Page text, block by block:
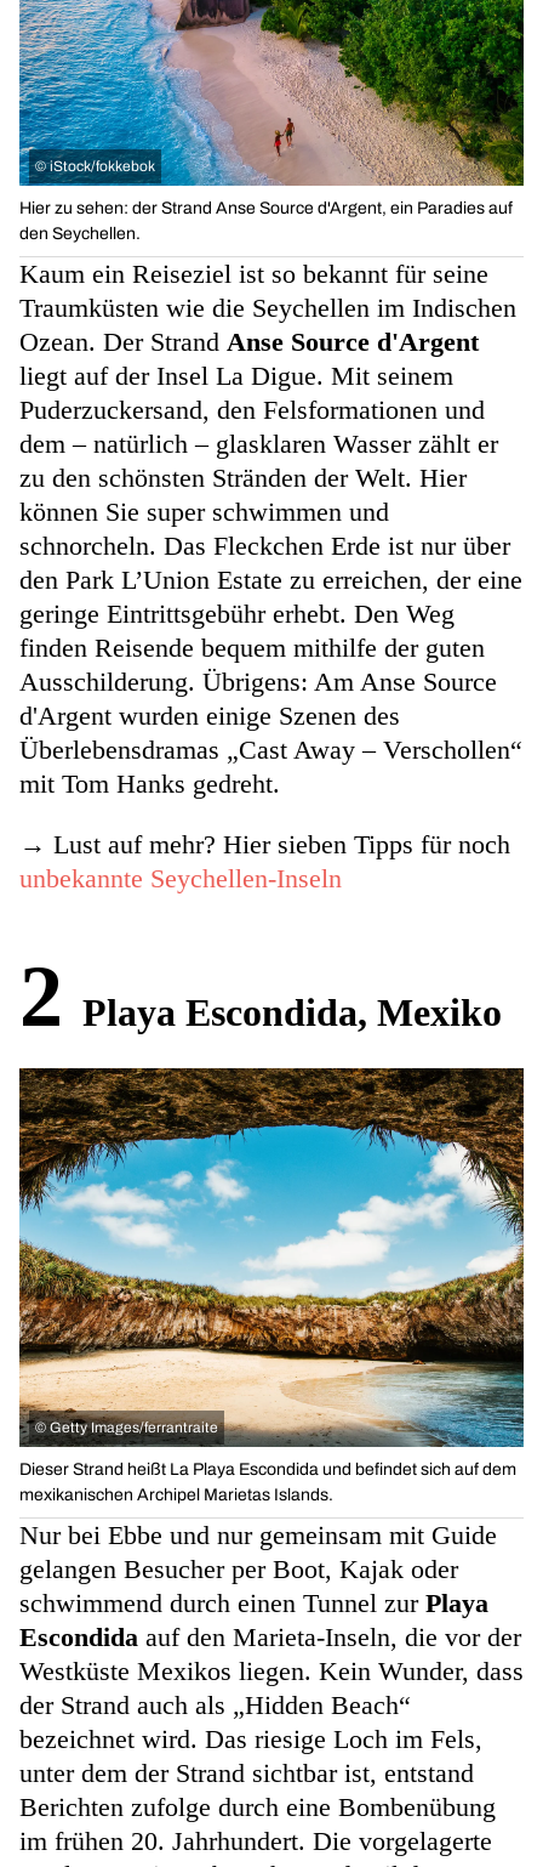
© iStock/fokkebok
Hier zu sehen: der Strand Anse Source d'Argent, ein Paradies auf
den Seychellen.
Kaum ein Reiseziel ist so bekannt für seine
Traumküsten wie die Seychellen im Indischen
Ozean. Der Strand Anse Source d'Argent
liegt auf der Insel La Digue. Mit seinem
Puderzuckersand, den Felsformationen und
dem – natürlich – glasklaren Wasser zählt er
zu den schönsten Stränden der Welt. Hier
können Sie super schwimmen und
schnorcheln. Das Fleckchen Erde ist nur über
den Park L’Union Estate zu erreichen, der eine
geringe Eintrittsgebühr erhebt. Den Weg
finden Reisende bequem mithilfe der guten
Ausschilderung. Übrigens: Am Anse Source
d'Argent wurden einige Szenen des
Überlebensdramas „Cast Away – Verschollen“
mit Tom Hanks gedreht.
→ Lust auf mehr? Hier sieben Tipps für noch
unbekannte Seychellen-Inseln
2 Playa Escondida, Mexiko
© Getty Images/ferrantraite
Dieser Strand heißt La Playa Escondida und befindet sich auf dem
mexikanischen Archipel Marietas Islands.
Nur bei Ebbe und nur gemeinsam mit Guide
gelangen Besucher per Boot, Kajak oder
schwimmend durch einen Tunnel zurPlaya
Escondida auf den Marieta-Inseln, die vor der
Westküste Mexikos liegen. Kein Wunder, dass
der Strand auch als „Hidden Beach“
bezeichnet wird. Das riesige Loch im Fels,
unter dem der Strand sichtbar ist, entstand
Berichten zufolge durch eine Bombenübung
im frühen 20. Jahrhundert. Die vorgelagerte